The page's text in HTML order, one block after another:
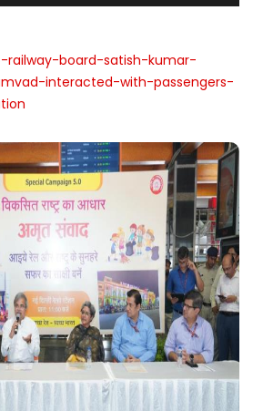
board-satish-kumar-
interacted-with-passengers-